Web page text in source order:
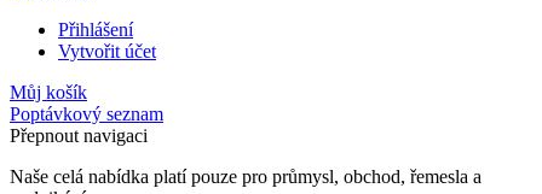
Přihlášení
Vytvořit účet
Můj košík
Poptávkový seznam
Přepnout navigaci
Naše celá nabídka platí pouze pro průmysl, obchod, řemesla a